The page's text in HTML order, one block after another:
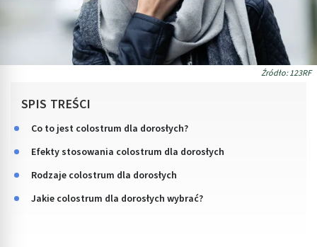
Źródło: 123RF
SPIS TREŚCI
Co to jest colostrum dla dorosłych?
Efekty stosowania colostrum dla dorosłych
Rodzaje colostrum dla dorosłych
Jakie colostrum dla dorosłych wybrać?